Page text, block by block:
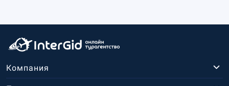
Компания